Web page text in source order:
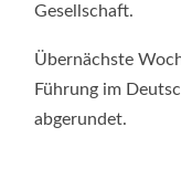
Gesellschaft.
Übernächste
Führung im
abgerundet.